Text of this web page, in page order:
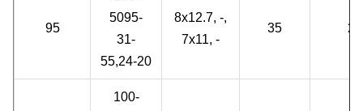
95
5095-
31-
55,24-20
8x12.7, -,
7x11, -
35 2
100-